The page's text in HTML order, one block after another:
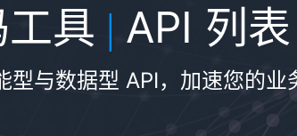
具 | API 列表
型与数据型 API，加速您的业